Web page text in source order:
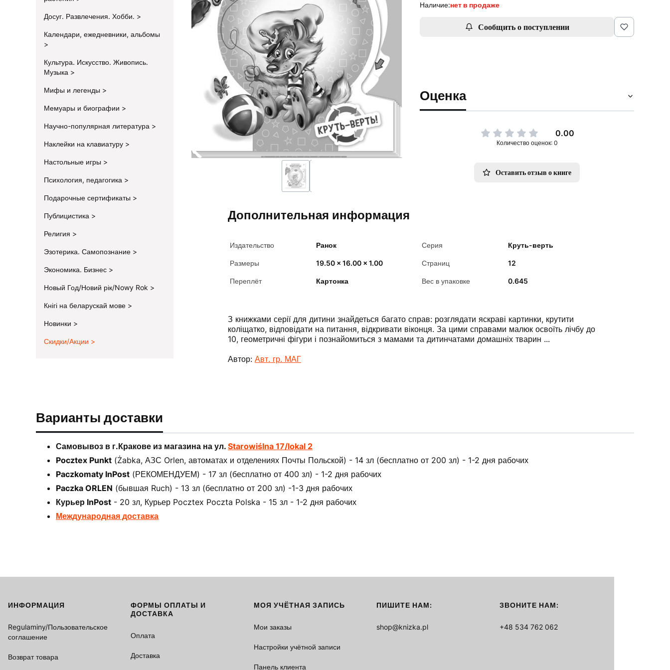
Досуг. Развлечения. Хобби.
Календари, ежедневники, альбомы
Культура. Искусство. Живопись.
Музыка
Мифы и легенды
Мемуары и биографии
Научно-популярная литература
Наклейки на клавиатуру
Настольные игры
Психология, педагогика
Подарочные сертификаты
Публицистика
Религия
Эзотерика. Самопознание
Экономика. Бизнес
Новый Год/Новий рік/Nowy Rok
Кнігі на беларускай мове
Новинки
Скидки/Акции
Наличие:нет в продаже
Сообщить о поступлении
Оценка
0.00
Количество оценок: 0
Оставить отзыв о книге
Дополнительная информация
Издательство Ранок Серия Круть-верть
Размеры 19.50 x 16.00 x 1.00 Страниц 12
Переплёт Картонка Вес в упаковке 0.645
З книжками серії для дитини знайдеться багато справ: розглядати яскраві картинки, крутити
коліщатко, відповідати на питання, відкривати віконця. За цими справами малюк освоїть лічбу до
10, геометричні фігури і познайомиться з мамами та дитинчатами домашніх тварин ...
Автор: Авт. гр. МАГ
Варианты доставки
Самовывоз в г.Кракове из магазина на ул. Starowiślna 17/lokal 2
Pocztex Punkt (Żabka, АЗС Orlen, автоматах и отделениях Почты Польской) - 14 зл (бесплатно от 200 зл) - 1-2 дня рабочих
Paczkomaty InPost (РЕКОМЕНДУЕМ) - 17 зл (бесплатно от 400 зл) - 1-2 дня рабочих
Paczka ORLEN (бывшая Ruch) - 13 зл (бесплатно от 200 зл) -1-3 дня рабочих
Курьер InPost - 20 зл, Курьер Pocztex Poczta Polska - 15 зл - 1-2 дня рабочих
Международная доставка
Footer menu
ИНФОРМАЦИЯ
Regulaminy/Пользовательское
соглашение
Возврат товара
ФОРМЫ ОПЛАТЫ И
ДОСТАВКА
Оплата
Доставка
МОЯ УЧЁТНАЯ ЗАПИСЬ
Мои заказы
Настройки учётной записи
Панель клиента
ПИШИТЕ НАМ:
shop@knizka.pl
ЗВОНИТЕ НАМ:
+48 534 762 062